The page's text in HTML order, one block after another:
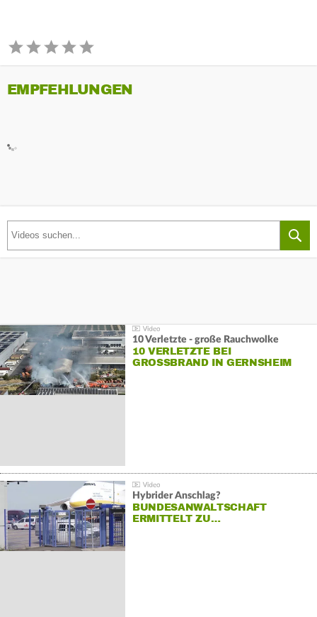
EMPFEHLUNGEN
10 Verletzte - große Rauchwolke
10 VERLETZTE BEI
GROSSBRAND IN GERNSHEIM
Hybrider Anschlag?
BUNDESANWALTSCHAFT
ERMITTELT ZU…